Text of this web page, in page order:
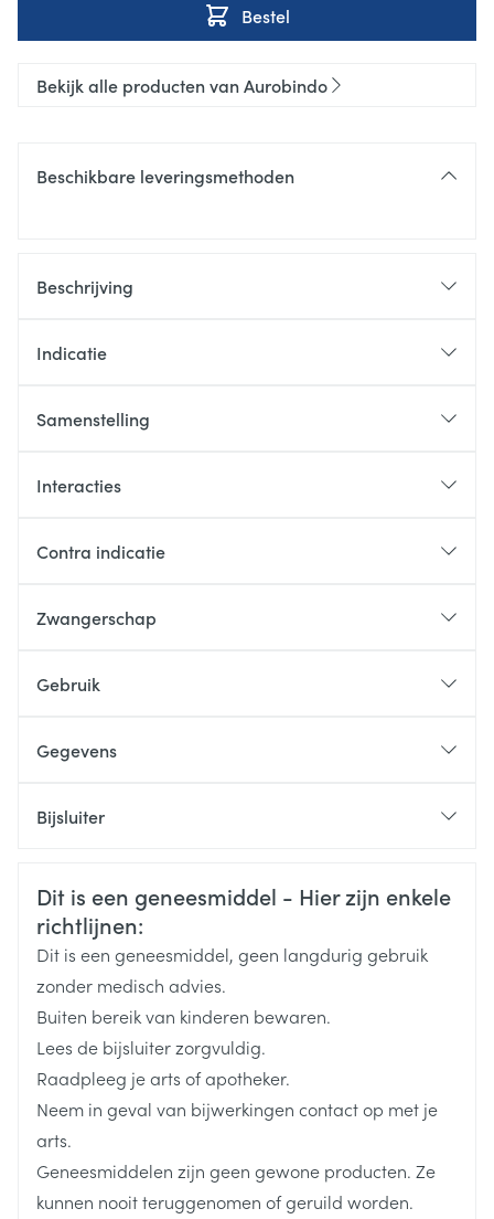
Bestel
Bekijk alle producten van Aurobindo
Beschikbare leveringsmethoden
Beschrijving
Indicatie
Samenstelling
Interacties
Contra indicatie
een inwendige obstructie heeft (darmobstructie,
een geperforeerde darmwand heeft
zoals colitis ulcerosa, ziekte van Crohn of toxisch
allergisch bent voor één van de stoffen in dit
Zwangerschap
Gebruik
Gegevens
Merken
Breedte 121 mm
Lengte
Diepte 134 mm
Verpakking
13.7
Bijsluiter
Veiligheidsinformatie
Dit is een geneesmiddel - Hier zijn enkele
richtlijnen:
Dit is een geneesmiddel, geen langdurig gebruik
zonder medisch advies.
Buiten bereik van kinderen bewaren.
Lees de bijsluiter zorgvuldig.
Raadpleeg je arts of apotheker.
Neem in geval van bijwerkingen contact op met je
arts.
Geneesmiddelen zijn geen gewone producten. Ze
kunnen nooit teruggenomen of geruild worden.